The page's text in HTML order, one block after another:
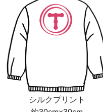
シルクプリント